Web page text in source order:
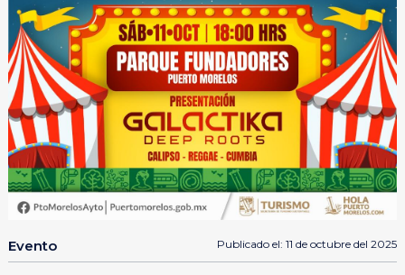
Evento Publicado el: 11 de octubre del 2025